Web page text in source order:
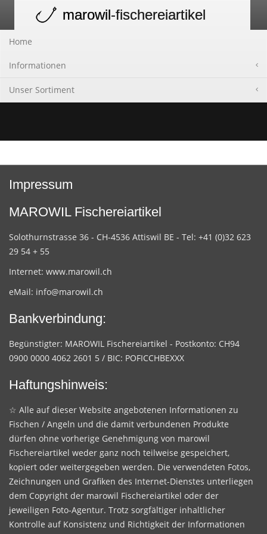
navigation
marowil-fischereiartikel
Home
Informationen
Unser Sortiment
Impressum
MAROWIL Fischereiartikel
Solothurnstrasse 36 - CH-4536 Attiswil BE - Tel: +41 (0)32 623
29 54 + 55
Internet: www.marowil.ch
eMail: info@marowil.ch
Bankverbindung:
Begünstigter: MAROWIL Fischereiartikel - Postkonto: CH94
0900 0000 4062 2601 5 / BIC: POFICCHBEXXX
Haftungshinweis:
☆ Alle auf dieser Website angebotenen Informationen zu
Fischen / Angeln und die damit verbundenen Produkte
dürfen ohne vorherige Genehmigung von marowil
Fischereiartikel weder ganz noch teilweise gespeichert,
kopiert oder weitergegeben werden. Die verwendeten Fotos,
Zeichnungen und Grafiken des Internet-Dienstes unterliegen
dem Copyright der marowil Fischereiartikel oder der
jeweiligen Foto-Agentur. Trotz sorgfältiger inhaltlicher
Kontrolle auf Konsistenz und Richtigkeit der Informationen